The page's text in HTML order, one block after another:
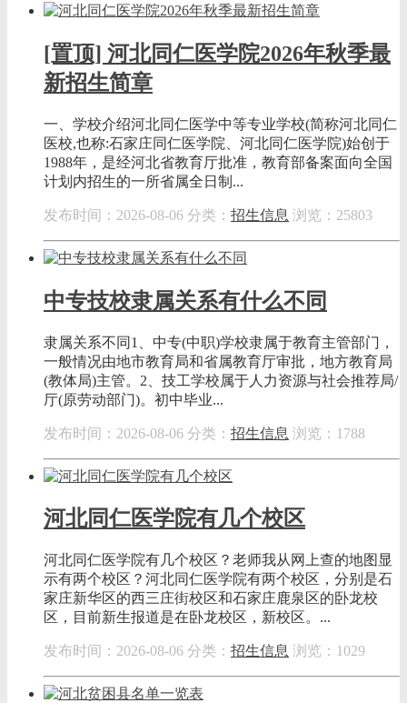
[置顶] 河北同仁医学院2026年秋季最
新招生简章
一、学校介绍河北同仁医学中等专业学校(简称河北同仁
医校,也称:石家庄同仁医学院、河北同仁医学院)始创于
1988年，是经河北省教育厅批准，教育部备案面向全国
计划内招生的一所省属全日制...
发布时间：2026-08-06 分类： 招生信息 浏览：25803
中专技校隶属关系有什么不同
隶属关系不同1、中专(中职)学校隶属于教育主管部门，
一般情况由地市教育局和省属教育厅审批，地方教育局
(教体局)主管。2、技工学校属于人力资源与社会推荐局/
厅(原劳动部门)。初中毕业...
发布时间：2026-08-06 分类： 招生信息 浏览：1788
河北同仁医学院有几个校区
河北同仁医学院有几个校区？老师我从网上查的地图显
示有两个校区？河北同仁医学院有两个校区，分别是石
家庄新华区的西三庄街校区和石家庄鹿泉区的卧龙校
区，目前新生报道是在卧龙校区，新校区。...
发布时间：2026-08-06 分类： 招生信息 浏览：1029